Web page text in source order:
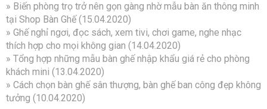
» Biến phòng trọ trở nên gọn gàng nhờ mẫu bàn ăn thông minh
tại Shop Bàn Ghế (15.04.2020)
» Ghế nghỉ ngơi, đọc sách, xem tivi, chơi game, nghe nhạc
thích hợp cho mọi không gian (14.04.2020)
» Tổng hợp những mẫu bàn ghế nhập khẩu giá rẻ cho phòng
khách mini (13.04.2020)
» Cách chọn bàn ghế sân thượng, bàn ghế ban công đẹp không
tưởng (10.04.2020)